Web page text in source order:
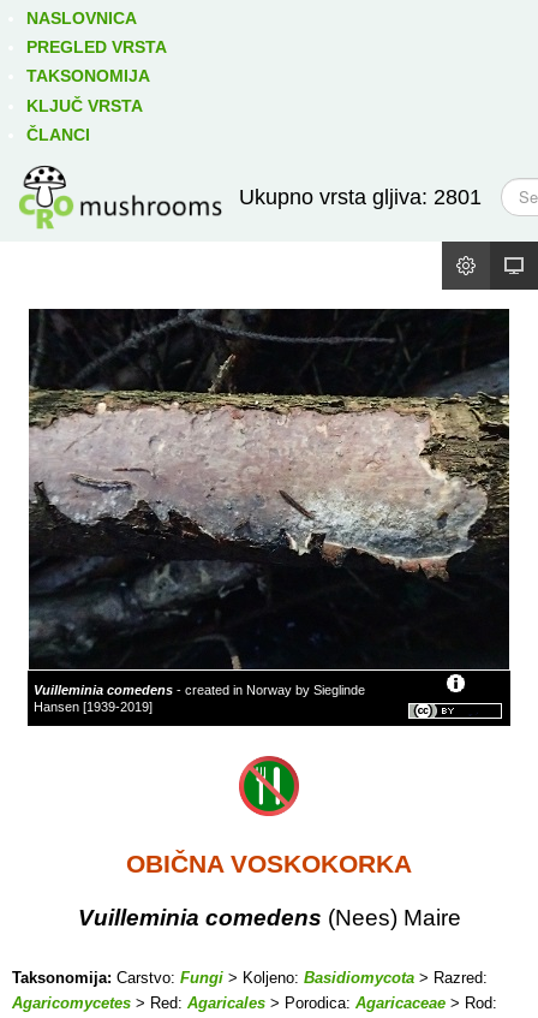
NASLOVNICA
PREGLED VRSTA
TAKSONOMIJA
KLJUČ VRSTA
ČLANCI
Ukupno vrsta gljiva: 2801
T
r
ž
Vuilleminia comedens - created in Norway by Sieglinde
Hansen [1939-2019]
OBIČNA VOSKOKORKA
Vuilleminia comedens (Nees) Maire
Taksonomija: Carstvo: Fungi > Koljeno: Basidiomycota > Razred:
Agaricomycetes > Red: Agaricales > Porodica: Agaricaceae > Rod:
Izravno podređene niže takse: